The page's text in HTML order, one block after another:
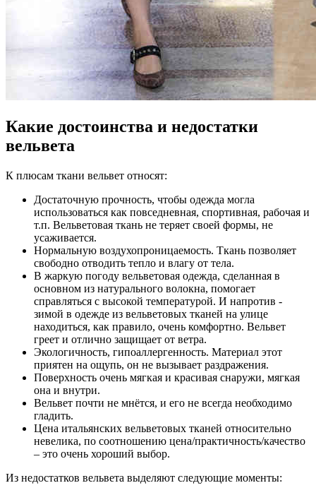
Какие достоинства и недостатки
вельвета
К плюсам ткани вельвет относят:
Достаточную прочность, чтобы одежда могла
использоваться как повседневная, спортивная, рабочая и
т.п. Вельветовая ткань не теряет своей формы, не
усаживается.
Нормальную воздухопроницаемость. Ткань позволяет
свободно отводить тепло и влагу от тела.
В жаркую погоду вельветовая одежда, сделанная в
основном из натурального волокна, помогает
справляться с высокой температурой. И напротив -
зимой в одежде из вельветовых тканей на улице
находиться, как правило, очень комфортно. Вельвет
греет и отлично защищает от ветра.
Экологичность, гипоаллергенность. Материал этот
приятен на ощупь, он не вызывает раздражения.
Поверхность очень мягкая и красивая снаружи, мягкая
она и внутри.
Вельвет почти не мнётся, и его не всегда необходимо
гладить.
Цена итальянских вельветовых тканей относительно
невелика, по соотношению цена/практичность/качество
– это очень хороший выбор.
Из недостатков вельвета выделяют следующие моменты: